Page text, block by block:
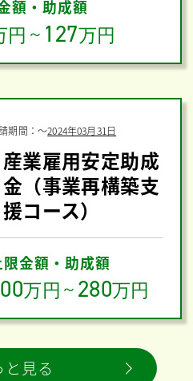
額・助成額
円 ～ 127万円
期間：〜2024年03月31日
産業雇用安定助成
金（事業再構築支
援コース）
限金額・助成額
万円 ～ 280万円
と見る